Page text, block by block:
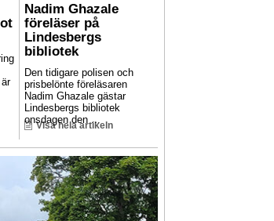
Nadim Ghazale
föreläser på
Lindesbergs
bibliotek
Den tidigare polisen och
prisbelönte föreläsaren
Nadim Ghazale gästar
Lindesbergs bibliotek
onsdagen den ...
Visa hela artikeln